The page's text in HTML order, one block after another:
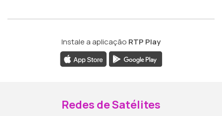
Instale a aplicação RTP Play
Redes de Satélites